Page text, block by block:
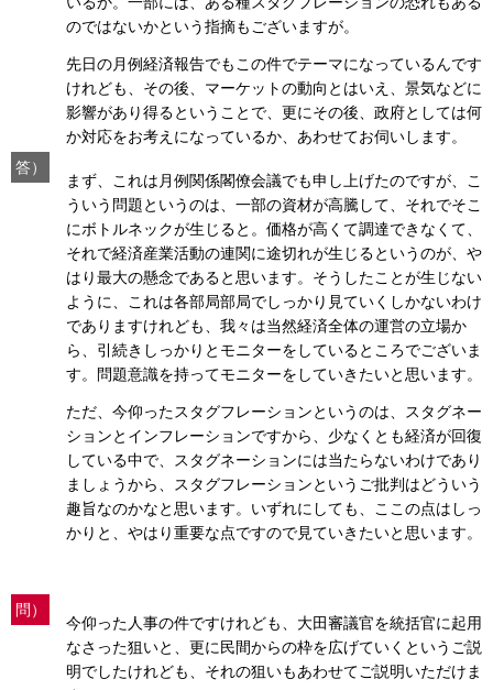
のではないかという指摘もございますが。
先日の月例経済報告でもこの件でテーマになっているんです
けれども、その後、マーケットの動向とはいえ、景気などに
影響があり得るということで、更にその後、政府としては何
か対応をお考えになっているか、あわせてお伺いします。
答）
まず、これは月例関係閣僚会議でも申し上げたのですが、こ
ういう問題というのは、一部の資材が高騰して、それでそこ
にボトルネックが生じると。価格が高くて調達できなくて、
それで経済産業活動の連関に途切れが生じるというのが、や
はり最大の懸念であると思います。そうしたことが生じない
ように、これは各部局部局でしっかり見ていくしかないわけ
でありますけれども、我々は当然経済全体の運営の立場か
ら、引続きしっかりとモニターをしているところでございま
す。問題意識を持ってモニターをしていきたいと思います。
ただ、今仰ったスタグフレーションというのは、スタグネー
ションとインフレーションですから、少なくとも経済が回復
している中で、スタグネーションには当たらないわけであり
ましょうから、スタグフレーションというご批判はどういう
趣旨なのかなと思います。いずれにしても、ここの点はしっ
かりと、やはり重要な点ですので見ていきたいと思います。
問）
今仰った人事の件ですけれども、大田審議官を統括官に起用
なさった狙いと、更に民間からの枠を広げていくというご説
明でしたけれども、それの狙いもあわせてご説明いただけま